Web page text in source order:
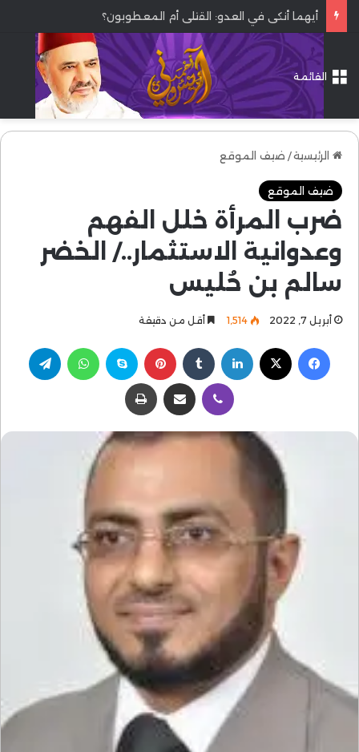
أيهما أنكى في العدو: القتلى أم المعطوبون؟
القائمة
الرئيسية/ ضيف الموقع
ضيف الموقع
ضرب المرأة خلل الفهم
وعدوانية الاستثمار../ الخضر
سالم بن حُليس
أبريل 7, 2022 1٬514 أقل من دقيقة
فيسبوك لينكدإن بينتيريست سكايب واتساب
ڤايبر مشاركة عبر البريد طباعة